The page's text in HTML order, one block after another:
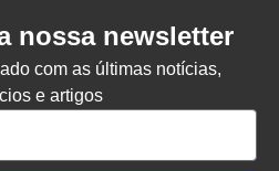
nossa newsletter
com as últimas notícias,
e artigos